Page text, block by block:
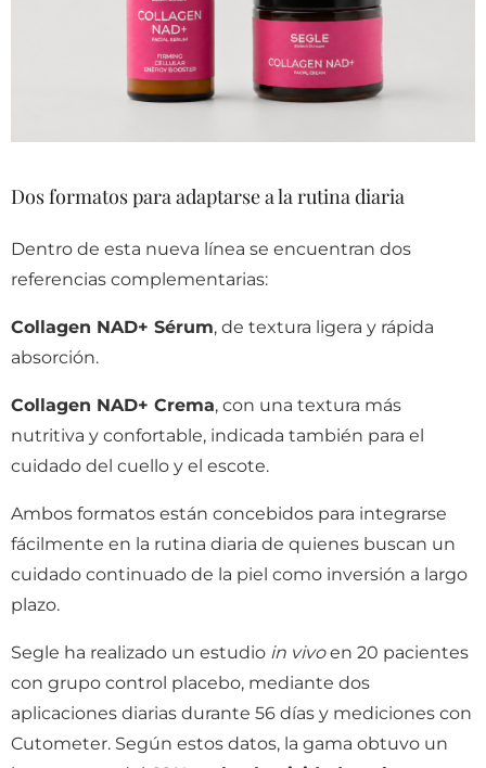
Dos formatos para adaptarse a la rutina diaria
Dentro de esta nueva línea se encuentran dos
referencias complementarias:
Collagen NAD+ Sérum, de textura ligera y rápida
absorción.
Collagen NAD+ Crema, con una textura más
nutritiva y confortable, indicada también para el
cuidado del cuello y el escote.
Ambos formatos están concebidos para integrarse
fácilmente en la rutina diaria de quienes buscan un
cuidado continuado de la piel como inversión a largo
plazo.
Segle ha realizado un estudio in vivoen 20 pacientes
con grupo control placebo, mediante dos
aplicaciones diarias durante 56 días y mediciones con
Cutometer. Según estos datos, la gama obtuvo un